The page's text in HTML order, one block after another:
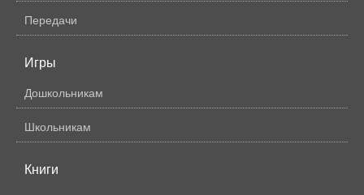
Передачи
Игры
Дошкольникам
Школьникам
Книги